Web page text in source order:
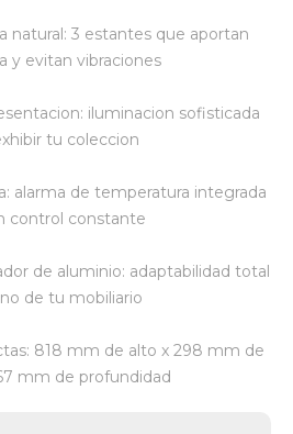
natural: 3 estantes que aportan
y evitan vibraciones
iluminacion sofisticada
tu coleccion
alarma de temperatura integrada
control constante
de aluminio: adaptabilidad total
de tu mobiliario
818 mm de alto x 298 mm de
mm de profundidad